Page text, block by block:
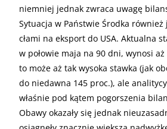
niemniej jednak zwraca uwagę
Sytuacja w Państwie Środka
cłami na eksport do USA. Aktualna
w połowie maja na 90 dni, wynosi
to może aż tak wysoka stawka (jak
do niedawna 145 proc.), ale
właśnie pod kątem pogorszenia
Obawy okazały się jednak